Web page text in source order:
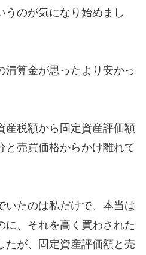
うのが気になり始めまし
清算金が思ったより安かっ
産税額から固定資産評価額
と売買価格からかけ離れて
いたのは私だけで、本当は
に、それを高く買わされた
たが、固定資産評価額と売